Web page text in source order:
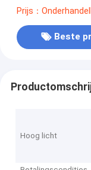
Ingebedde
Prijs：
Beste
Hoog licht